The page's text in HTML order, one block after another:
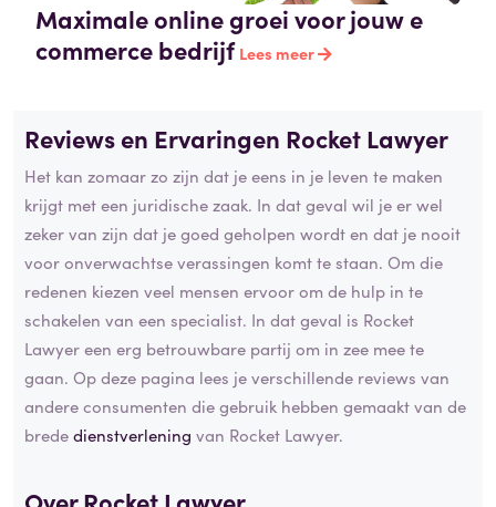
Maximale online groei voor jouw e
commerce bedrijf Lees meer
Reviews en Ervaringen Rocket Lawyer
Het kan zomaar zo zijn dat je eens in je leven te maken
krijgt met een juridische zaak. In dat geval wil je er wel
zeker van zijn dat je goed geholpen wordt en dat je nooit
voor onverwachtse verassingen komt te staan. Om die
redenen kiezen veel mensen ervoor om de hulp in te
schakelen van een specialist. In dat geval is Rocket
Lawyer een erg betrouwbare partij om in zee mee te
gaan. Op deze pagina lees je verschillende reviews van
andere consumenten die gebruik hebben gemaakt van de
brededienstverlening van Rocket Lawyer.